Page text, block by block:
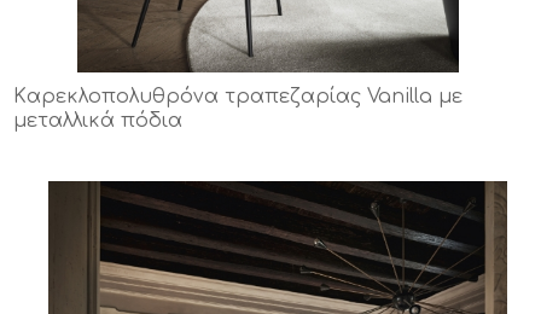
Kαρεκλοπολυθρόνα τραπεζαρίας Vanilla με
μεταλλικά πόδια